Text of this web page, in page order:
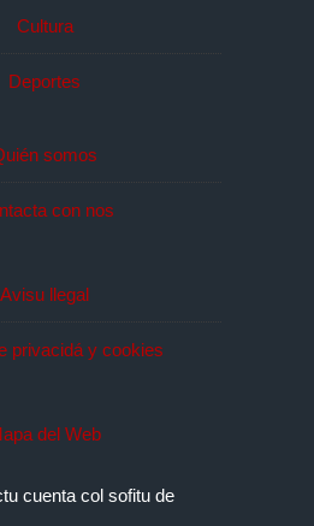
Cultura
Deportes
somos
con nos
Avisu llegal
privacidá y cookies
del Web
cuenta col sofitu de